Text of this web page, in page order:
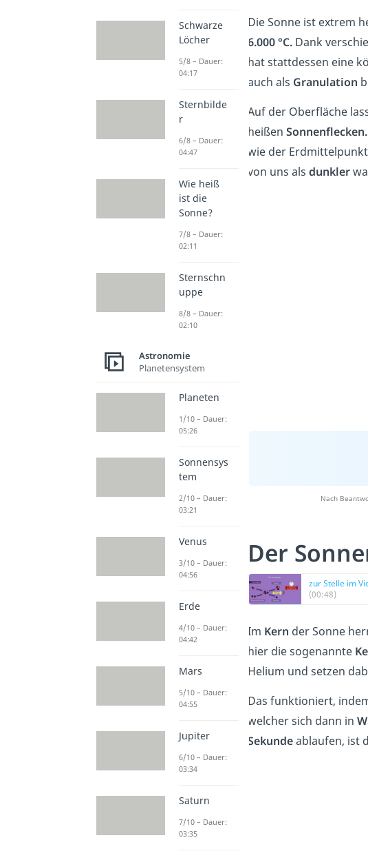
Die Sonne ist extrem
6.000 °C.Dank
hat stattdessen eine
auch als Granulation
Auf der Oberfläche
heißen Sonnenflecken.
wie der
von uns als dunkler
Nach
Der
zur Stelle im
(00:48)
Im Kern der Sonne
hier die sogenannte
Helium und setzen
Das funktioniert,
welcher sich dann in
Sekundeablaufen, ist
Schwarze
Löcher
5/8 – Dauer:
04:17
Sternbilde
r
6/8 – Dauer:
04:47
Wie heiß
ist die
Sonne?
7/8 – Dauer:
02:11
Sternschn
uppe
8/8 – Dauer:
02:10
Astronomie
Planetensystem
Planeten
1/10 – Dauer:
05:26
Sonnensys
tem
2/10 – Dauer:
03:21
Venus
3/10 – Dauer:
04:56
Erde
4/10 – Dauer:
04:42
Mars
5/10 – Dauer:
04:55
Jupiter
6/10 – Dauer:
03:34
Saturn
7/10 – Dauer:
03:35